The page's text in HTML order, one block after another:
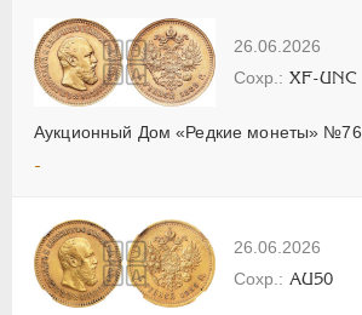
26.06.2026
Аукционный Дом «Редкие монеты» №76
XF-UNC
-
26.06.2026
AU50